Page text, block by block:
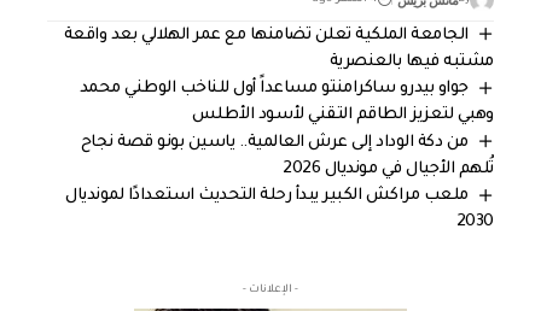
الجامعة الملكية تعلن تضامنها مع عمر الهلالي بعد واقعة
مشتبه فيها بالعنصرية
جواو بيدرو ساكرامنتو مساعداً أول للناخب الوطني محمد
وهبي لتعزيز الطاقم التقني لأسود الأطلس
من دكة الوداد إلى عرش العالمية.. ياسين بونو قصة نجاح
تُلهم الأجيال في مونديال 2026
ملعب مراكش الكبير يبدأ رحلة التحديث استعدادًا لمونديال
2030
- الإعلانات -